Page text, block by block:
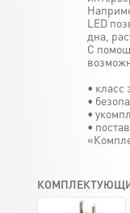
LED
дна,
С
• класс
•
•
•